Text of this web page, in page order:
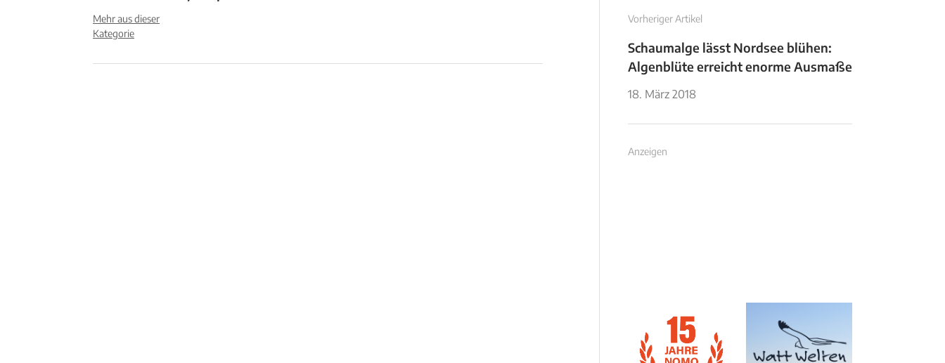
Mehr aus dieser
Kategorie
Vorheriger Artikel
Schaumalge lässt Nordsee blühen:
Algenblüte erreicht enorme Ausmaße
18. März 2018
Anzeigen